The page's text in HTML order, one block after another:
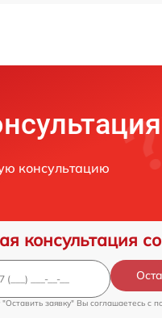
консультацию
консультация
заявку" Вы соглашаетесь c